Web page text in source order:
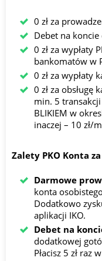
0 zł za
Debet na koncie
0 zł za wypłaty
bankomatów w
0 zł za wypłaty
0 zł za obsługę
min. 5
BLIKIEM w
inaczej – 10 zł/
Zalety PKO Konta
Darmowe
konta
Dodatkowo
aplikacji IKO.
Debet na
dodatkowej
Płacisz 5 zł raz